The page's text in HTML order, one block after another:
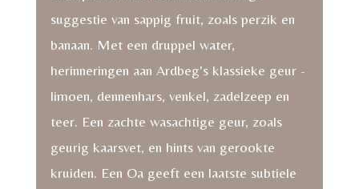
suggestie van sappig fruit, zoals perzik en
banaan. Met een druppel water,
herinneringen aan Ardbeg's klassieke geur -
limoen, dennenhars, venkel, zadelzeep en
teer. Een zachte wasachtige geur, zoals
geurig kaarsvet, en hints van gerookte
kruiden. Een Oa geeft een laatste subtiele